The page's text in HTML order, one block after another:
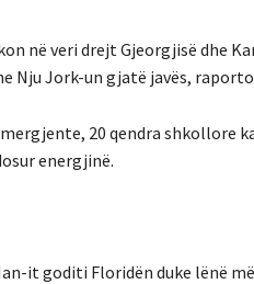
në veri drejt Gjeorgjisë dhe
Nju Jork-un gjatë javës,
20 qendra shkollore
energjinë.
it goditi Floridën duke lënë